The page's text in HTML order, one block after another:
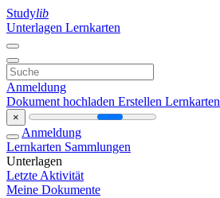
Studylib
Unterlagen Lernkarten
Anmeldung
Dokument hochladen Erstellen Lernkarten
×
Anmeldung
Lernkarten Sammlungen
Unterlagen
Letzte Aktivität
Meine Dokumente